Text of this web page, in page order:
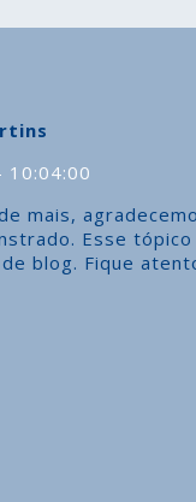
10:04:00
mais,
Esse
blog. Fique